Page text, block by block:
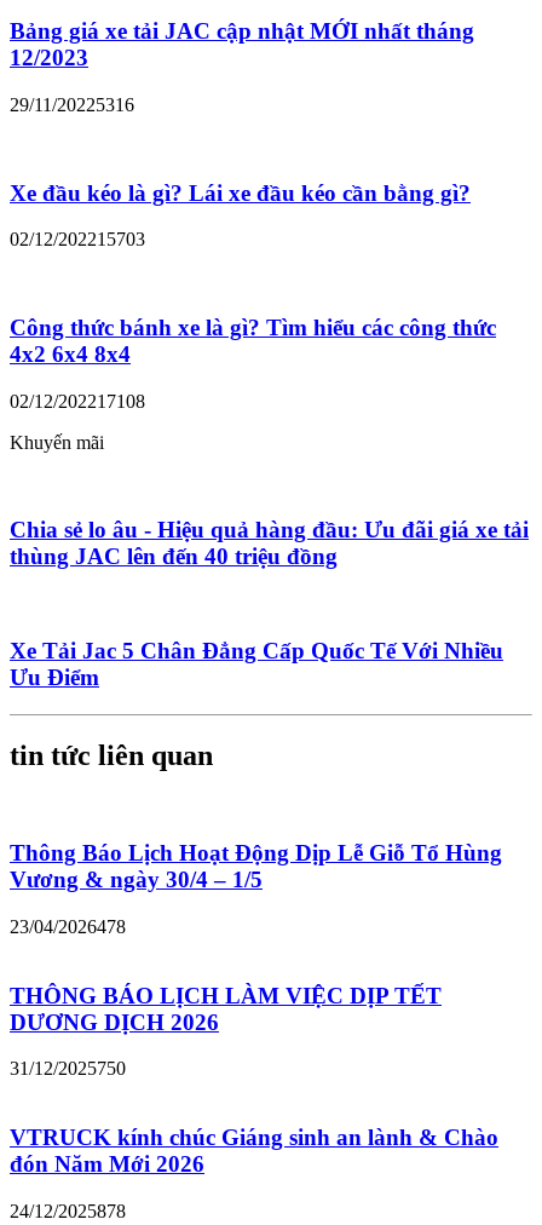
Bảng giá xe tải JAC cập nhật MỚI nhất tháng
12/2023
29/11/20225316
Xe đầu kéo là gì? Lái xe đầu kéo cần bằng gì?
02/12/202215703
Công thức bánh xe là gì? Tìm hiểu các công thức
4x2 6x4 8x4
02/12/202217108
Khuyến mãi
Chia sẻ lo âu - Hiệu quả hàng đầu: Ưu đãi giá xe tải
thùng JAC lên đến 40 triệu đồng
Xe Tải Jac 5 Chân Đẳng Cấp Quốc Tế Với Nhiều
Ưu Điểm
tin tức liên quan
Thông Báo Lịch Hoạt Động Dịp Lễ Giỗ Tổ Hùng
Vương & ngày 30/4 – 1/5
23/04/2026478
THÔNG BÁO LỊCH LÀM VIỆC DỊP TẾT
DƯƠNG DỊCH 2026
31/12/2025750
VTRUCK kính chúc Giáng sinh an lành & Chào
đón Năm Mới 2026
24/12/2025878